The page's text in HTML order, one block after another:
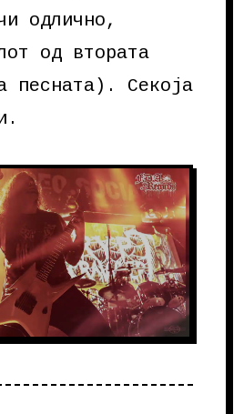
одлично,
од втората
песната). Секоја